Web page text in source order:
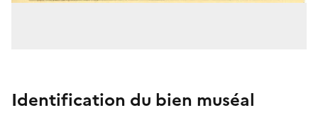
Identification du bien muséal